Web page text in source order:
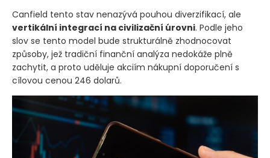
Canfield tento stav nenazývá pouhou diverzifikací, ale
vertikální integrací na civilizační úrovni. Podle jeho
slov se tento model bude strukturálně zhodnocovat
způsoby, jež tradiční finanční analýza nedokáže plně
zachytit, a proto uděluje akciím nákupní doporučení s
cílovou cenou 246 dolarů.